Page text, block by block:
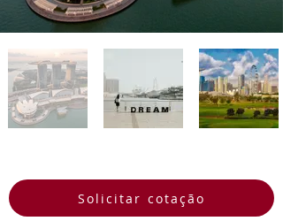
Solicitar cotação